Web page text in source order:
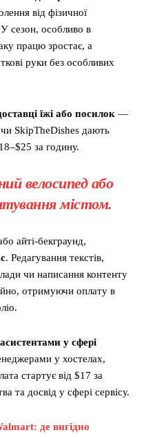
від фізичної
сезон, особливо в
працю зростає, а
руки без особливих
їжі або посилок —
SkipTheDishes дають
за годину.
велосипед або
містом.
айті-бекграунд,
. Редагування текстів,
чи написання контенту
отримуючи оплату в
асистентами у сфері
у хостелах,
стартує від $17 за
та досвід у сфері сервісу.
де вигідно